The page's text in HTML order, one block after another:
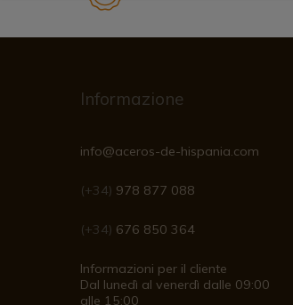
Informazione
info@aceros-de-hispania.com
(+34) 978 877 088
(+34) 676 850 364
Informazioni per il cliente
Dal lunedì al venerdì dalle 09:00
alle 15:00